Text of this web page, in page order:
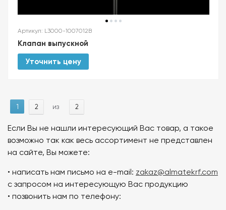
Артикул: L3000-1007012B
Клапан выпускной
Уточнить цену
1 2 из 2
Если Вы не нашли интересующий Вас товар, а такое
возможно так как весь ассортимент не представлен
на сайте, Вы можете:
• написать нам письмо на e-mail: zakaz@almatekrf.com
с запросом на интересующую Вас продукцию
• позвонить нам по телефону: